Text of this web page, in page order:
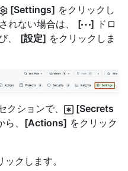
[Settings] をクリックし
れない場合は、 [ ] ドロ
、 [設定] をクリックしま
ションで、
[Secrets
、 [Actions] をクリック
ックします。